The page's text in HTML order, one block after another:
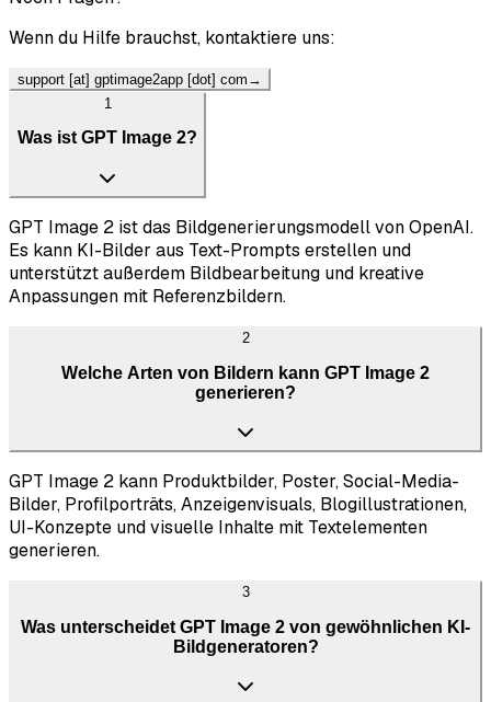
Wenn du Hilfe brauchst, kontaktiere uns:
support [at] gptimage2app [dot] com →
1
Was ist GPT Image 2?
GPT Image 2 ist das Bildgenerierungsmodell von OpenAI.
Es kann KI-Bilder aus Text-Prompts erstellen und
unterstützt außerdem Bildbearbeitung und kreative
Anpassungen mit Referenzbildern.
2
Welche Arten von Bildern kann GPT Image 2
generieren?
GPT Image 2 kann Produktbilder, Poster, Social-Media-
Bilder, Profilporträts, Anzeigenvisuals, Blogillustrationen,
UI-Konzepte und visuelle Inhalte mit Textelementen
generieren.
3
Was unterscheidet GPT Image 2 von gewöhnlichen KI-
Bildgeneratoren?